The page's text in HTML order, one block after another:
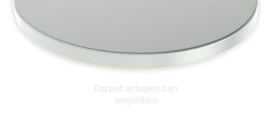
Doppelt antippen zum
vergrößern